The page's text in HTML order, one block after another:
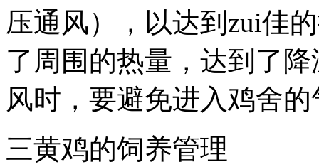
压通风），以达到zui佳
了周围的热量，达到了
风时，要避免进入鸡舍
三黄鸡的饲养管理